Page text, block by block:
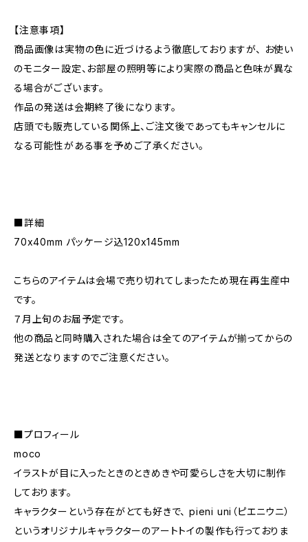
【注意事項】
商品画像は実物の色に近づけるよう徹底しておりますが、 お使い
のモニター設定、お部屋の照明等により実際の商品と色味が異な
る場合がございます。
作品の発送は会期終了後になります。
店頭でも販売している関係上、ご注文後であってもキャンセルに
なる可能性がある事を予めご了承ください。
■詳細
70x40mm パッケージ込120x145mm
こちらのアイテムは会場で売り切れてしまったため現在再生産中
です。
７月上旬のお届予定です。
他の商品と同時購入された場合は全てのアイテムが揃ってからの
発送となりますのでご注意ください。
■プロフィール
moco
イラストが目に入ったときのときめきや可愛らしさを大切に制作
しております。
キャラクターという存在がとても好きで、 pieni uni（ピエニウニ）
というオリジナルキャラクターのアートトイの製作も行っておりま